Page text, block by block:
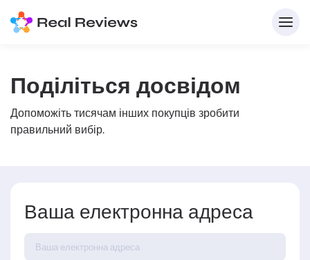
Поділіться досвідом
Допоможіть тисячам інших покупців зробити
правильний вибір.
Ваша електронна адреса